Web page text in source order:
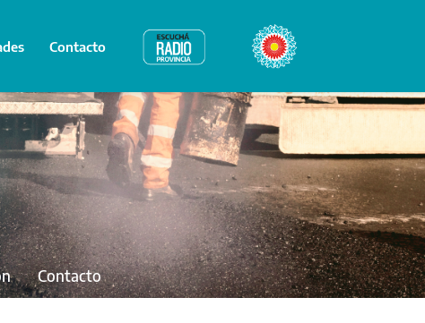
Contacto Radio Provincia Bicentenario
Contacto